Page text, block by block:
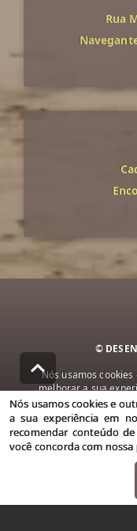
Rua
©
Nós usamos
melhorar a sua
publicidade e
nossos serviços, você
Política
Nós usamos cookies e
a sua experiência em
recomendar conteúdo
você concorda com nossa